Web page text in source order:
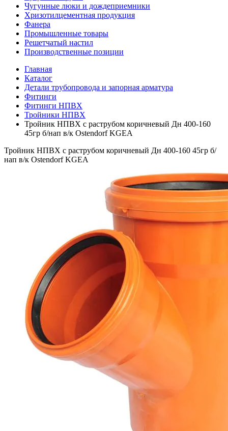
Чугунные люки и дождеприемники
Хризотилцементная продукция
Фанера
Промышленные товары
Решетчатый настил
Производственные позиции
Главная
Каталог
Детали трубопровода и запорная арматура
Фитинги
Фитинги НПВХ
Тройники НПВХ
Тройник НПВХ с раструбом коричневый Дн 400-160
45гр б/нап в/к Ostendorf KGEA
Тройник НПВХ с раструбом коричневый Дн 400-160 45гр б/
нап в/к Ostendorf KGEA